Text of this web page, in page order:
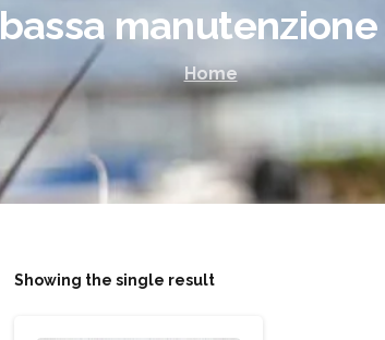
bassa manutenzione
Home
Showing the single result